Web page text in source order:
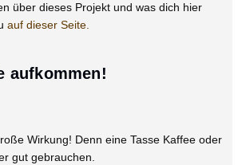
über dieses Projekt und was dich hier
auf dieser Seite.
aufkommen!
Wirkung! Denn eine Tasse Kaffee oder
gut gebrauchen.